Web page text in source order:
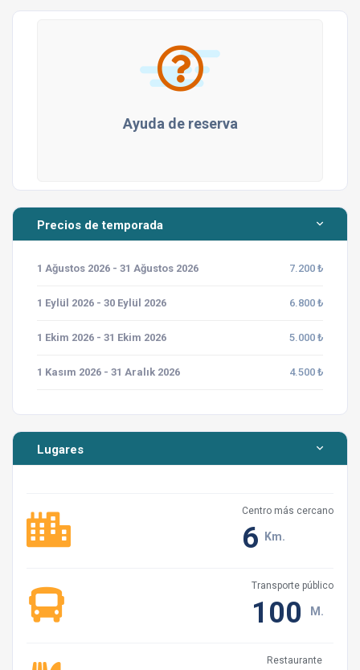
Ayuda de reserva
Precios de temporada
1 Ağustos 2026 - 31 Ağustos 2026 7.200 ₺
1 Eylül 2026 - 30 Eylül 2026 6.800 ₺
1 Ekim 2026 - 31 Ekim 2026 5.000 ₺
1 Kasım 2026 - 31 Aralık 2026 4.500 ₺
Lugares
Centro más cercano
6 Km.
Transporte público
100 M.
Restaurante